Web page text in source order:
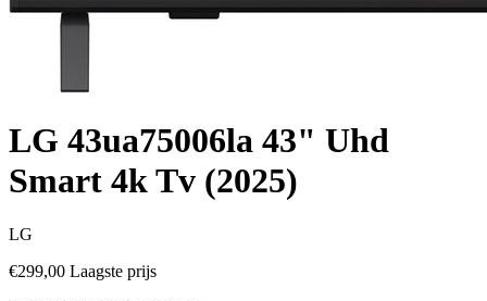
LG 43ua75006la 43" Uhd
Smart 4k Tv (2025)
LG
€299,00 Laagste prijs